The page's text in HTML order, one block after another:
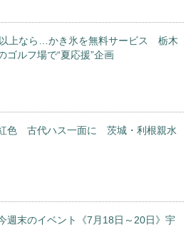
上なら…かき氷を無料サービス 栃木
ゴルフ場で“夏応援”企画
色 古代ハス一面に 茨城・利根親水
週末のイベント《7月18日～20日》宇